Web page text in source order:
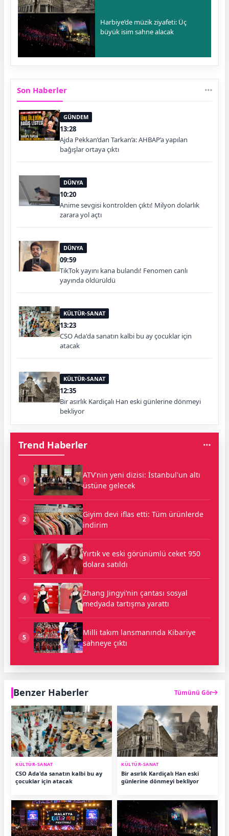
Harbiye’de müzik ziyafeti: Üç
büyük isim sahne alacak
Son Haberler
GÜNDEM
13:28
Ajda Pekkan’dan Tarkan’a: AHBAP’a yapılan
bağışlar ortaya çıktı
DÜNYA
10:20
Anime sevgisi kontrolden çıktı! Milyon dolarlık
zarara yol açtı
DÜNYA
09:59
TikTok yayını kana bulandı! Fenomen canlı
yayında öldürüldü
KÜLTÜR-SANAT
13:23
CSO Ada'da sanatın kalbi bu ay çocuklar için
atacak
KÜLTÜR-SANAT
12:35
Bir asırlık Kardiçalı Han eski günlerine dönmeyi
bekliyor
Trend Haberler
1
ATV'nin yeni dizisi: İstanbul'un altı
üstüne gelecek
2
Giyim devi iflas etti: Tüm ürünlerde
indirim
3
Yırtık ve eski görünümlü ceket 950
dolara satıldı
4
Zhang Jingyi’nin çantası sosyal
medyada tartışma yarattı
5
Milli takım lansmanında Kibariye
sahneye çıktı
Benzer Haberler Tümünü Gör
KÜLTÜR-SANAT
CSO Ada'da sanatın kalbi bu ay
çocuklar için atacak
KÜLTÜR-SANAT
Bir asırlık Kardiçalı Han eski
günlerine dönmeyi bekliyor